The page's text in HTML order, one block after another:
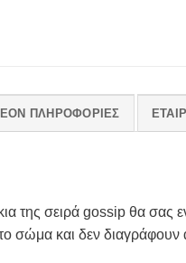
ΠΛΗΡΟΦΟΡΊΕΣ
της σειρά gossip θα σας
το σώμα και δεν